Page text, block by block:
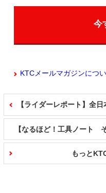
今
KTCメールマガジンにつ
【ライダーレポート】全
もっと
【なるほど！工具ノート